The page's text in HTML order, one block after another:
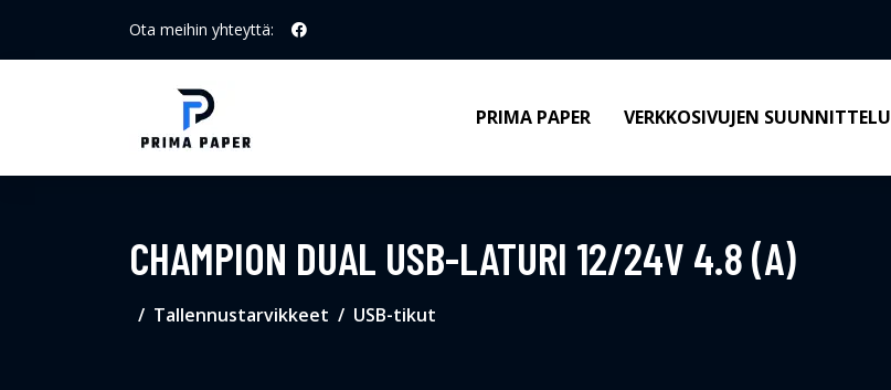
Ota meihin yhteyttä:
PRIMA PAPER VERKKOSIVUJEN SUUNNITTELU
CHAMPION DUAL USB-LATURI 12/24V 4.8 (A)
Tallennustarvikkeet USB-tikut